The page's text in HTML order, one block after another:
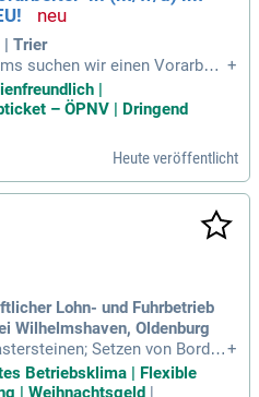
| Trier
suchen wir einen Vorarbeit
uns auf Gärtner (m/w/d)
die sich für grüne Projekte
Steinarbeiten, Garte
sowie Spielplatzbau. Eine
Fachgebiet ist wünschensw
Tief- oder Straßenbau sind
und Teamfähigkeit si
unseres dynamischen Teams
Zukunft!
+
|
– ÖPNV | Dringend
Heute veröffentlicht
Lohn- und Fuhrbetrieb
Wilhelmshaven, Oldenburg
Setzen von Borden
der Planung und Organisation
und Anschließen von Rohr
+
Betriebsklima | Flexible
| Weihnachtsgeld |